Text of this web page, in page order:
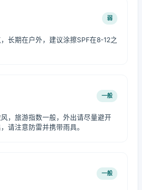
弱
长期在户外，建议涂擦SPF在8-12之
一般
，旅游指数一般，外出请尽量避开
请注意防雷并携带雨具。
一般